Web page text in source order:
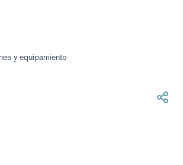
Edificio, instalaciones y equipamiento
y equipamiento